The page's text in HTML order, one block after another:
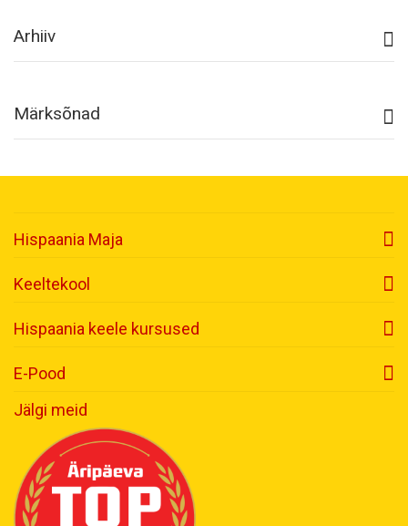
Arhiiv
Märksõnad
Hispaania Maja
Keeltekool
Hispaania keele kursused
E-Pood
Jälgi meid